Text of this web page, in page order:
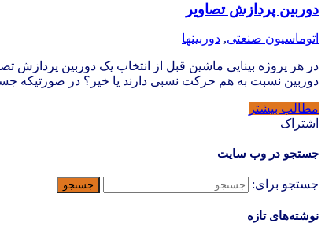
دوربین پردازش تصاویر
اتوماسیون صنعتی, دوربینها
در هر پروژه بینایی ماشین قبل از انتخاب یک دوربین
دوربین نسبت به هم حرکت نسبی دارند یا خیر؟ در صورتیکه
مطالب بیشتر
اشتراک
جستجو در وب سایت
جستجو برای:
نوشته‌های تازه